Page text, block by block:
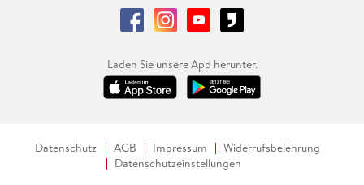
Laden Sie unsere App herunter.
Datenschutz AGB Impressum
Widerrufsbelehrung
Datenschutzeinstellungen